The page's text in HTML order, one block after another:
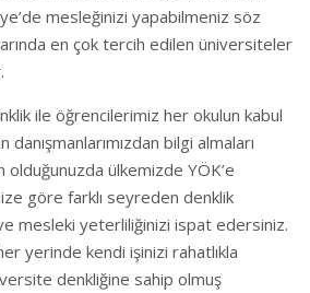
mesleğinizi yapabilmeniz söz
en çok tercih edilen üniversiteler
ile öğrencilerimiz her okulun kabul
bilgi almaları
olduğunuzda ülkemizde YÖK’e
göre farklı seyreden denklik
mesleki yeterliliğinizi ispat edersiniz.
yerinde kendi işinizi rahatlıkla
denkliğine sahip olmuş